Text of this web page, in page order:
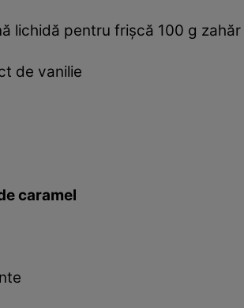
lichidă pentru frișcă 100 g zahăr
de vanilie
caramel